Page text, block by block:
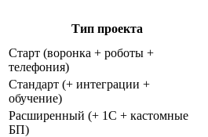
Тип проекта
Старт (воронка + роботы +
телефония)
Стандарт (+ интеграции +
обучение)
Расширенный (+ 1С + кастомные
БП)